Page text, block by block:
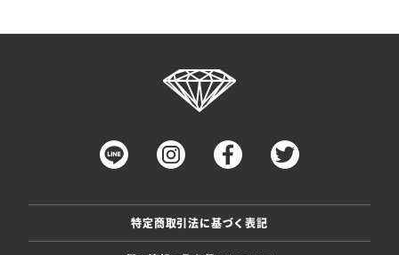
特定商取引法に基づく表記